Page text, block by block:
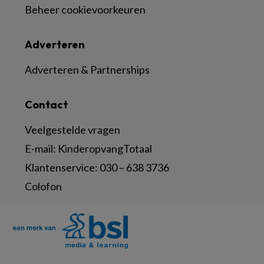
Contact
Veelgestelde vragen
E-mail: KinderopvangTotaal
Klantenservice: 030 – 638 3736
Colofon
Adverteren
Adverteren & Partnerships
Beheer cookievoorkeuren